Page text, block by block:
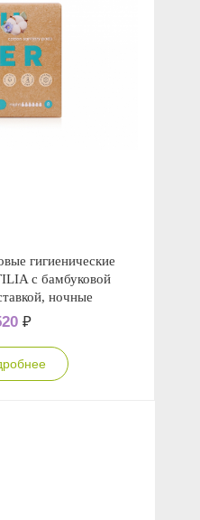
гигиенические
с бамбуковой
ночные
₽